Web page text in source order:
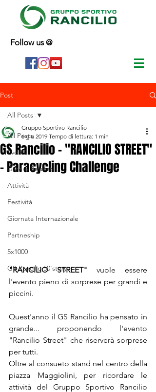
Follow us @
Post
All Posts
Eventi
Gare e Risultati
Attività
Festività
Giornata Internazionale
Partneship
5x1000
GS Rancilio 50'story
All Posts
GS Rancilio - "RANCILIO STREET"
- Paracycling Challenge
Gruppo Sportivo Rancilio
6 giu 2019 Tempo di lettura: 1 min
"RANCILIO STREET" vuole essere
l'evento pieno di sorprese per grandi e
piccini.
Quest'anno il GS Rancilio ha pensato in
grande... proponendo l'evento
"Rancilio Street" che riserverà sorprese
per tutti.
Oltre al consueto stand nel centro della
piazza Maggiolini, per ricordare le
attività del Gruppo Sportivo Rancilio